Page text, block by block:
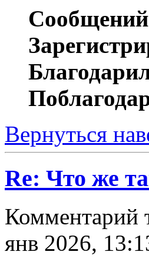
Вернуться
Re: Что же
Комментарий
янв 2026,